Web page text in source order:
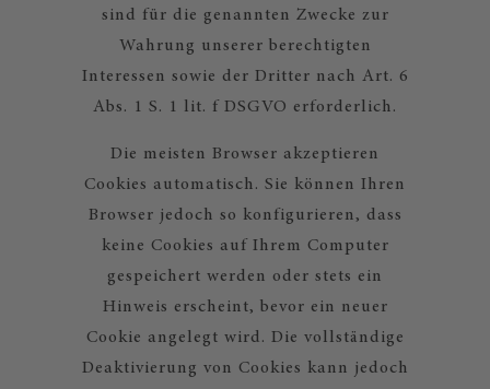
sind für die genannten Zwecke zur
Wahrung unserer berechtigten
Interessen sowie der Dritter nach Art. 6
Abs. 1 S. 1 lit. f DSGVO erforderlich.
Die meisten Browser akzeptieren
Cookies automatisch. Sie können Ihren
Browser jedoch so konfigurieren, dass
keine Cookies auf Ihrem Computer
gespeichert werden oder stets ein
Hinweis erscheint, bevor ein neuer
Cookie angelegt wird. Die vollständige
Deaktivierung von Cookies kann jedoch